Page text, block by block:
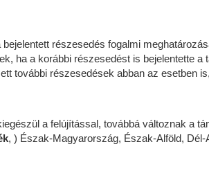
részesedés fogalmi
ha a korábbi részesedést is bejelentette
további részesedések abban az esetben
a felújítással, továbbá változnak a
, ) Észak-Magyarország, Észak-Alföld,